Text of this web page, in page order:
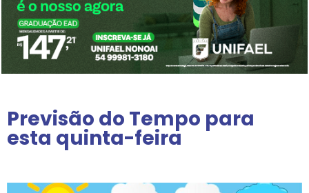
Previsão do Tempo para
esta quinta-feira